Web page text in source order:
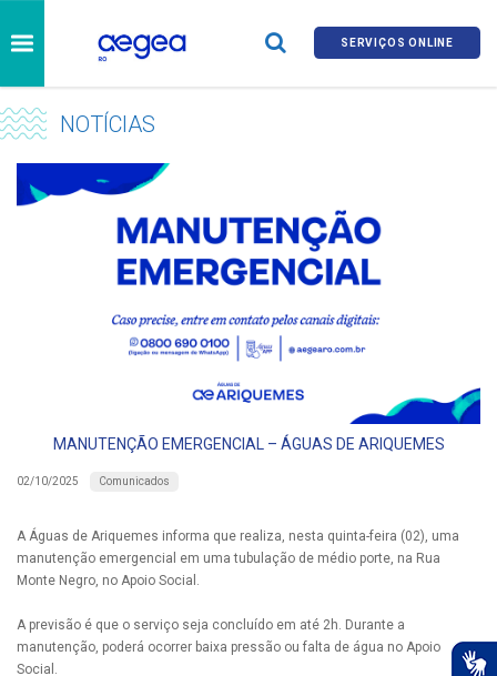
SERVIÇOS ONLINE
NOTÍCIAS
MANUTENÇÃO EMERGENCIAL – ÁGUAS DE ARIQUEMES
02/10/2025 Comunicados
A Águas de Ariquemes informa que realiza, nesta quinta-feira (02), uma
manutenção emergencial em uma tubulação de médio porte, na Rua
Monte Negro, no Apoio Social.
A previsão é que o serviço seja concluído em até 2h. Durante a
manutenção, poderá ocorrer baixa pressão ou falta de água no Apoio
Social.